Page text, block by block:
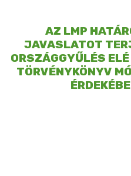
AZ LMP
JAVASLATOT
ORSZÁGGYŰLÉS
TÖRVÉNYKÖNYV